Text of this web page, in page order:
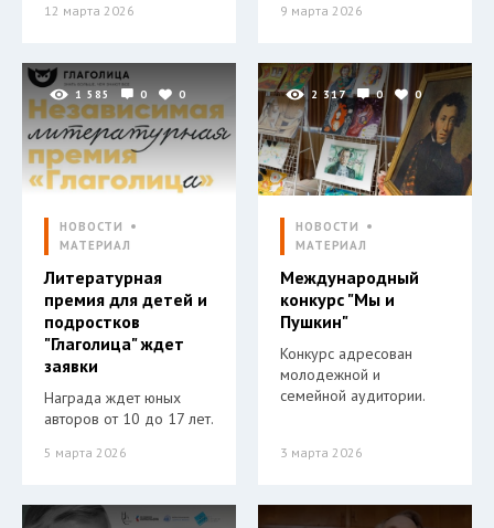
12 марта 2026 9 марта 2026
1 585 0 0
НОВОСТИ
МАТЕРИАЛ
Литературная
премия для детей и
подростков
"Глаголица" ждет
заявки
Награда ждет юных
авторов от 10 до 17 лет.
5 марта 2026
2 317 0 0
НОВОСТИ
МАТЕРИАЛ
Международный
конкурс "Мы и
Пушкин"
Конкурс адресован
молодежной и
семейной аудитории.
3 марта 2026